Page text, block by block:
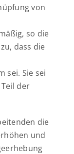
von
so die
dass die
sei. Sie sei
der
die
und